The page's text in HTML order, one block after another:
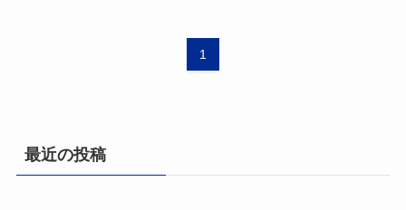
1
最近の投稿